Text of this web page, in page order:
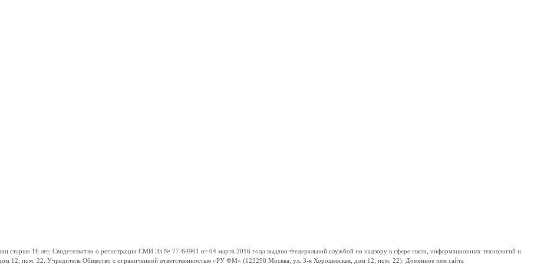
16 лет. Свидетельство о регистрации СМИ Эл № 77-64961 от 04 марта 2016 года выдано Федеральной службой по надзору в сфере связи, информационных технологий и
12, пом. 22. Учредитель Общество с ограниченной ответственностью «РУ ФМ» (123298 Москва, ул. 3-я Хорошевская, дом 12, пом. 22). Доменное имя сайта